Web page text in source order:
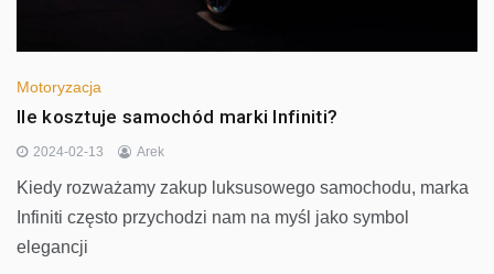
Motoryzacja
Ile kosztuje samochód marki Infiniti?
2024-02-13 Arek
Kiedy rozważamy zakup luksusowego samochodu, marka
Infiniti często przychodzi nam na myśl jako symbol
elegancji